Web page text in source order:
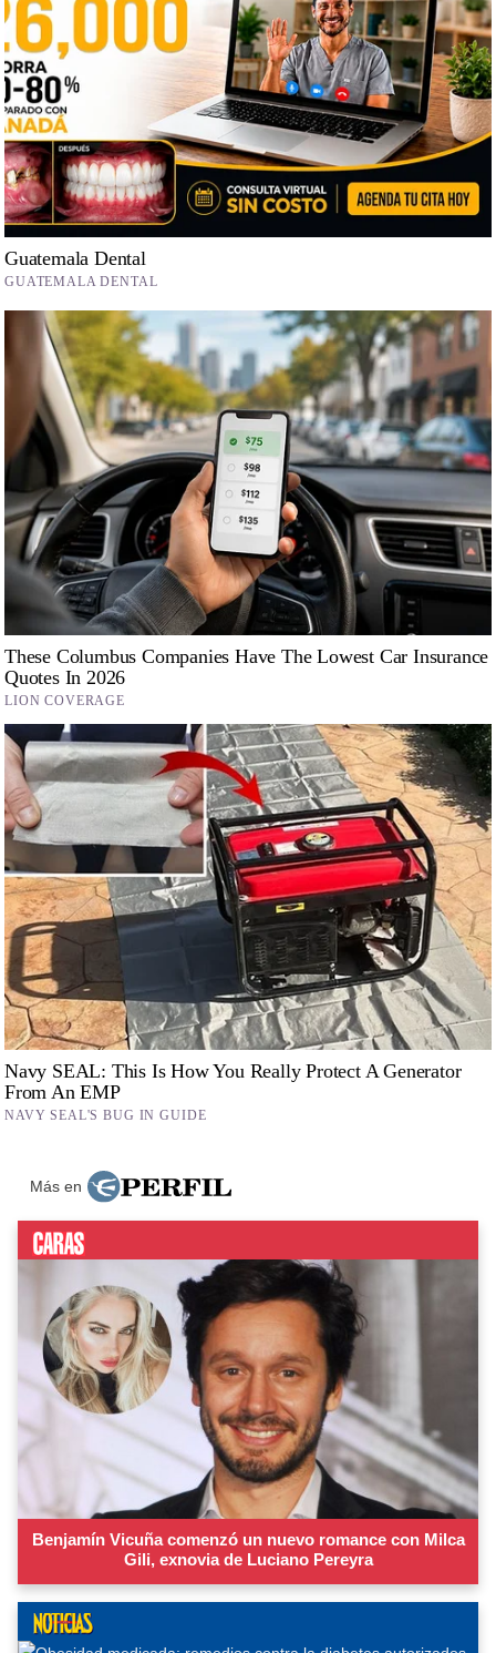
Más en
Benjamín Vicuña comenzó un nuevo romance con Milca
Gili, exnovia de Luciano Pereyra